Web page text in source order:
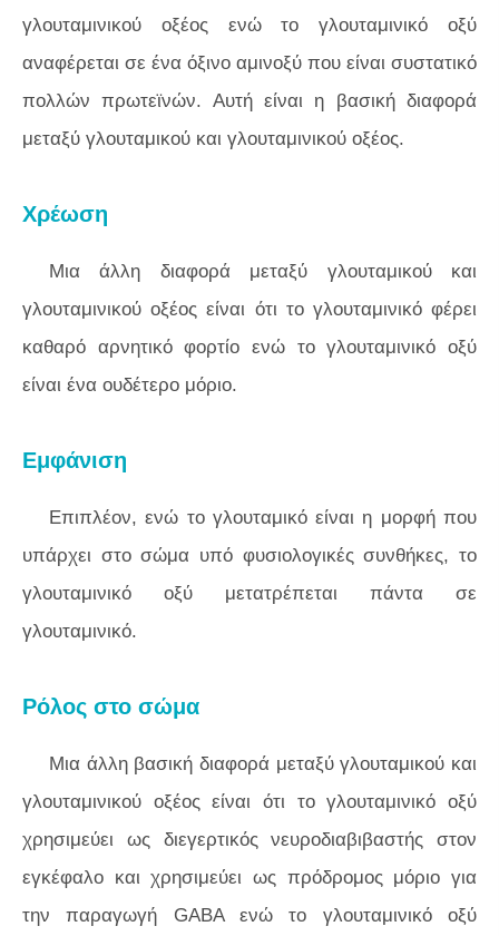
γλουταμινικού οξέος ενώ το γλουταμινικό οξύ
αναφέρεται σε ένα όξινο αμινοξύ που είναι συστατικό
πολλών πρωτεϊνών. Αυτή είναι η βασική διαφορά
μεταξύ γλουταμικού και γλουταμινικού οξέος.
Χρέωση
Μια άλλη διαφορά μεταξύ γλουταμικού και
γλουταμινικού οξέος είναι ότι το γλουταμινικό φέρει
καθαρό αρνητικό φορτίο ενώ το γλουταμινικό οξύ
είναι ένα ουδέτερο μόριο.
Εμφάνιση
Επιπλέον, ενώ το γλουταμικό είναι η μορφή που
υπάρχει στο σώμα υπό φυσιολογικές συνθήκες, το
γλουταμινικό οξύ μετατρέπεται πάντα σε
γλουταμινικό.
Ρόλος στο σώμα
Μια άλλη βασική διαφορά μεταξύ γλουταμικού και
γλουταμινικού οξέος είναι ότι το γλουταμινικό οξύ
χρησιμεύει ως διεγερτικός νευροδιαβιβαστής στον
εγκέφαλο και χρησιμεύει ως πρόδρομος μόριο για
την παραγωγή GABA ενώ το γλουταμινικό οξύ